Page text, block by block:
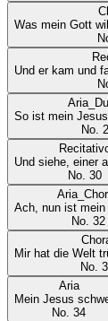
Was mein Gott
Und er kam und
So ist mein
No.
Und siehe, einer
No. 30
Ach, nun ist
No. 32
Mir hat die Welt
No.
Aria
Mein Jesus
No. 34